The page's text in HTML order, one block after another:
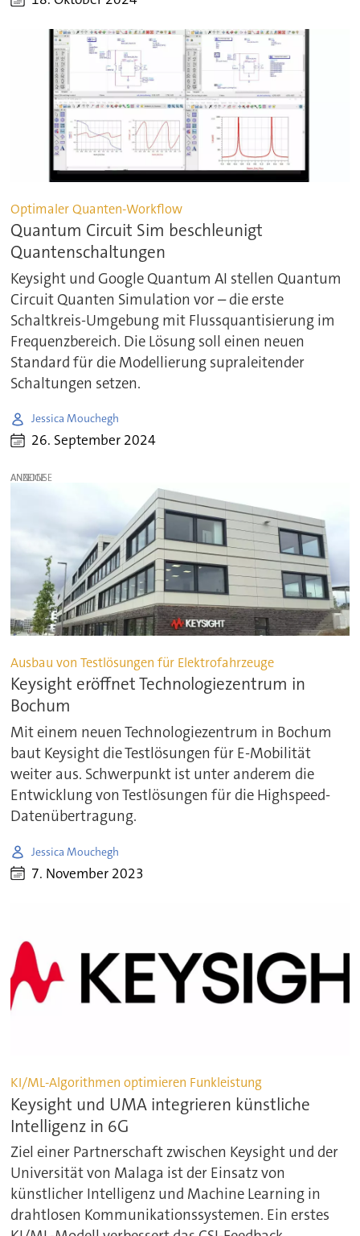
Optimaler Quanten-Workflow
Quantum Circuit Sim beschleunigt
Quantenschaltungen
Keysight und Google Quantum AI stellen Quantum
Circuit Quanten Simulation vor – die erste
Schaltkreis-Umgebung mit Flussquantisierung im
Frequenzbereich. Die Lösung soll einen neuen
Standard für die Modellierung supraleitender
Schaltungen setzen.
Jessica Mouchegh
26. September 2024
ANZEIGE
Ausbau von Testlösungen für Elektrofahrzeuge
Keysight eröffnet Technologiezentrum in
Bochum
Mit einem neuen Technologiezentrum in Bochum
baut Keysight die Testlösungen für E-Mobilität
weiter aus. Schwerpunkt ist unter anderem die
Entwicklung von Testlösungen für die Highspeed-
Datenübertragung.
Jessica Mouchegh
7. November 2023
KI/ML-Algorithmen optimieren Funkleistung
Keysight und UMA integrieren künstliche
Intelligenz in 6G
Ziel einer Partnerschaft zwischen Keysight und der
Universität von Malaga ist der Einsatz von
künstlicher Intelligenz und Machine Learning in
drahtlosen Kommunikationssystemen. Ein erstes